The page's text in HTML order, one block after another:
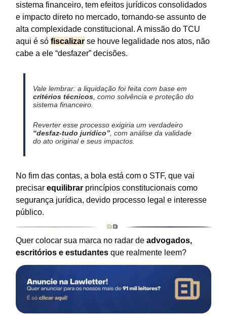
sistema financeiro, tem efeitos jurídicos consolidados
e impacto direto no mercado, tornando-se assunto de
alta complexidade constitucional. A missão do TCU
aqui é só fiscalizar se houve legalidade nos atos, não
cabe a ele “desfazer” decisões.
Vale lembrar: a liquidação foi feita com base em
critérios técnicos, como solvência e proteção do
sistema financeiro.
Reverter esse processo exigiria um verdadeiro
“desfaz-tudo jurídico”, com análise da validade
do ato original e seus impactos.
No fim das contas, a bola está com o STF, que vai
precisar equilibrar princípios constitucionais como
segurança jurídica, devido processo legal e interesse
público.
Quer colocar sua marca no radar de advogados,
escritórios e estudantes que realmente leem?